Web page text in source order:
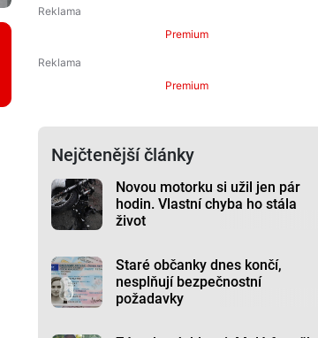
Premium
Premium
Nejčtenější články
Novou motorku si užil jen pár
hodin. Vlastní chyba ho stála
život
Staré občanky dnes končí,
nesplňují bezpečnostní
požadavky